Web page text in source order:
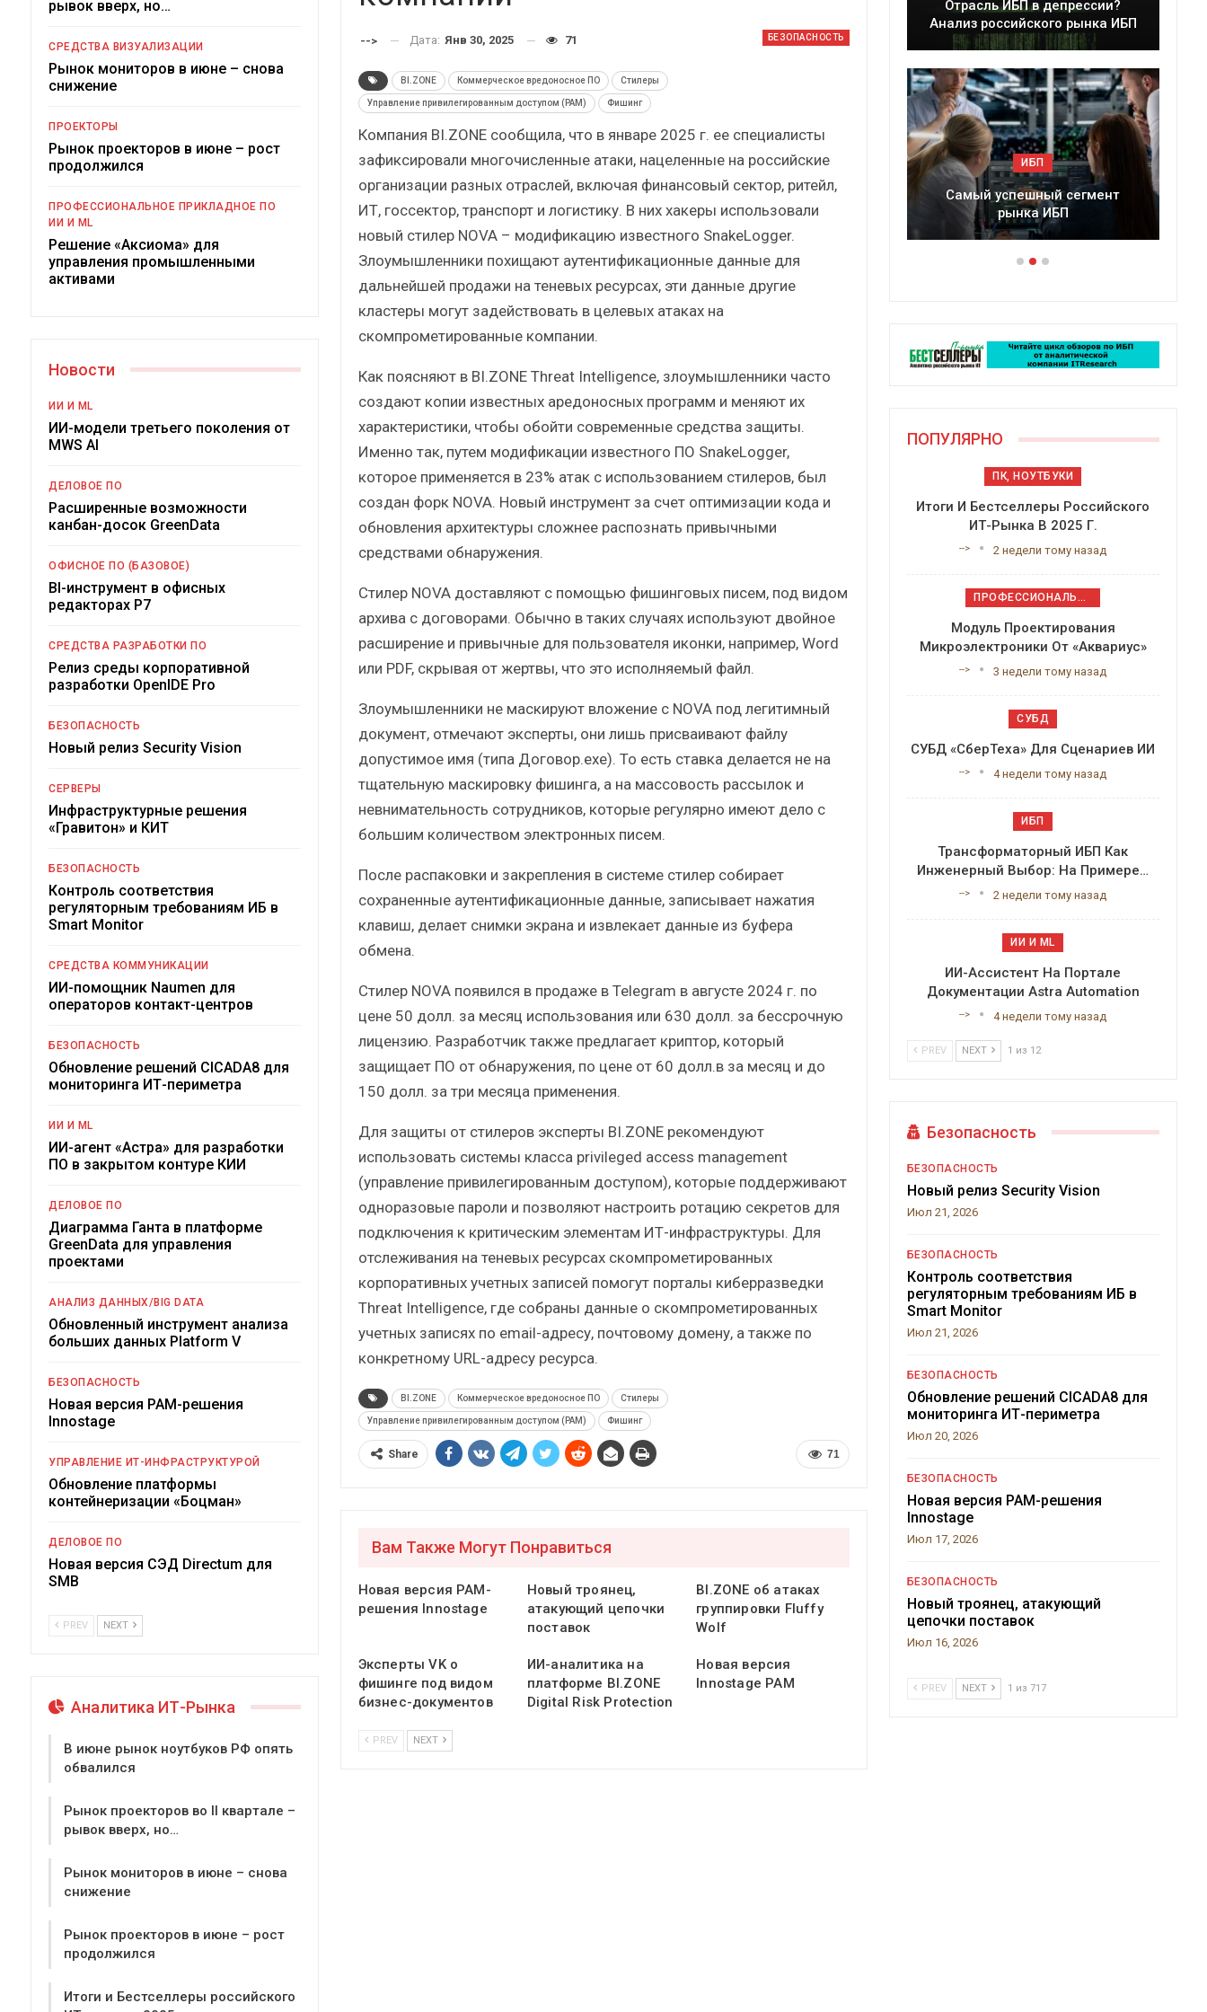
БЕЗОПАСНОСТЬ
--> Дата: Янв 30, 2025 71
BI.ZONE Коммерческое вредоносное ПО Стилеры
Управление привилегированным доступом (PAM) Фишинг
Компания BI.ZONE сообщила, что в январе 2025 г. ее специалисты
зафиксировали многочисленные атаки, нацеленные на российские
организации разных отраслей, включая финансовый сектор, ритейл,
ИТ, госсектор, транспорт и логистику. В них хакеры использовали
новый стилер NOVA – модификацию известного SnakeLogger.
Злоумышленники похищают аутентификационные данные для
дальнейшей продажи на теневых ресурсах, эти данные другие
кластеры могут задействовать в целевых атаках на
скомпрометированные компании.
Как поясняют в BI.ZONE Threat Intelligence, злоумышленники часто
создают копии известных аредоносных программ и меняют их
характеристики, чтобы обойти современные средства защиты.
Именно так, путем модификации известного ПО SnakeLogger,
которое применяется в 23% атак с использованием стилеров, был
создан форк NOVA. Новый инструмент за счет оптимизации кода и
обновления архитектуры сложнее распознать привычными
средствами обнаружения.
Стилер NOVA доставляют с помощью фишинговых писем, под видом
архива с договорами. Обычно в таких случаях используют двойное
расширение и привычные для пользователя иконки, например, Word
или PDF, скрывая от жертвы, что это исполняемый файл.
Злоумышленники не маскируют вложение с NOVA под легитимный
документ, отмечают эксперты, они лишь присваивают файлу
допустимое имя (типа Договор.exe). То есть ставка делается не на
тщательную маскировку фишинга, а на массовость рассылок и
невнимательность сотрудников, которые регулярно имеют дело с
большим количеством электронных писем.
После распаковки и закрепления в системе стилер собирает
сохраненные аутентификационные данные, записывает нажатия
клавиш, делает снимки экрана и извлекает данные из буфера
обмена.
Стилер NOVA появился в продаже в Telegram в августе 2024 г. по
цене 50 долл. за месяц использования или 630 долл. за бессрочную
лицензию. Разработчик также предлагает криптор, который
защищает ПО от обнаружения, по цене от 60 долл.в за месяц и до
150 долл. за три месяца применения.
Для защиты от стилеров эксперты BI.ZONE рекомендуют
использовать системы класса privileged access management
(управление привилегированным доступом), которые поддерживают
одноразовые пароли и позволяют настроить ротацию секретов для
подключения к критическим элементам ИТ-инфраструктуры. Для
отслеживания на теневых ресурсах скомпрометированных
корпоративных учетных записей помогут порталы киберразведки
Threat Intelligence, где собраны данные о скомпрометированных
учетных записях по email-адресу, почтовому домену, а также по
конкретному URL-адресу ресурса.
BI.ZONE Коммерческое вредоносное ПО Стилеры
Управление привилегированным доступом (PAM) Фишинг
71
Share
Вам Также Могут Понравиться
Новая версия PAM-
решения Innostage
Новый троянец,
атакующий цепочки
поставок
BI.ZONE об атаках
группировки Fluffy
Wolf
Эксперты VK о
фишинге под видом
бизнес-документов
ИИ-аналитика на
платформе BI.ZONE
Digital Risk Protection
Новая версия
Innostage PAM
PREV NEXT
рывок вверх, но…
СРЕДСТВА ВИЗУАЛИЗАЦИИ
Рынок мониторов в июне – снова
снижение
ПРОЕКТОРЫ
Рынок проекторов в июне – рост
продолжился
ПРОФЕССИОНАЛЬНОЕ ПРИКЛАДНОЕ ПО
ИИ И ML
Решение «Аксиома» для
управления промышленными
активами
Новости
ИИ И ML
ИИ-модели третьего поколения от
MWS AI
ДЕЛОВОЕ ПО
Расширенные возможности
канбан-досок GreenData
ОФИСНОЕ ПО (БАЗОВОЕ)
BI-инструмент в офисных
редакторах Р7
СРЕДСТВА РАЗРАБОТКИ ПО
Релиз среды корпоративной
разработки OpenIDE Pro
БЕЗОПАСНОСТЬ
Новый релиз Security Vision
СЕРВЕРЫ
Инфраструктурные решения
«Гравитон» и КИТ
БЕЗОПАСНОСТЬ
Контроль соответствия
регуляторным требованиям ИБ в
Smart Monitor
СРЕДСТВА КОММУНИКАЦИИ
ИИ-помощник Naumen для
операторов контакт-центров
БЕЗОПАСНОСТЬ
Обновление решений CICADA8 для
мониторинга ИТ-периметра
ИИ И ML
ИИ-агент «Астра» для разработки
ПО в закрытом контуре КИИ
ДЕЛОВОЕ ПО
Диаграмма Ганта в платформе
GreenData для управления
проектами
АНАЛИЗ ДАННЫХ/BIG DATA
Обновленный инструмент анализа
больших данных Platform V
БЕЗОПАСНОСТЬ
Новая версия PAM-решения
Innostage
УПРАВЛЕНИЕ ИТ-ИНФРАСТРУКТУРОЙ
Обновление платформы
контейнеризации «Боцман»
ДЕЛОВОЕ ПО
Новая версия СЭД Directum для
SMB
PREV NEXT
Аналитика ИТ-Рынка
В июне рынок ноутбуков РФ опять
обвалился
Рынок проекторов во II квартале –
рывок вверх, но…
Рынок мониторов в июне – снова
снижение
Рынок проекторов в июне – рост
продолжился
Итоги и Бестселлеры российского
Краткий статистический
ИБП
Подкосят ли глобальные угрозы
российский рынок ИБП?
ИБП
Отрасль ИБП в депрессии?
Часть II.
Отрасль ИБП в депрессии?
Анализ российского рынка ИБП
ИБП
Самый успешный сегмент
рынка ИБП
ПОПУЛЯРНО
ПК, НОУТБУКИ
Итоги И Бестселлеры Российского
ИТ-Рынка В 2025 Г.
--> 2 недели тому назад
ПРОФЕССИОНАЛЬНОЕ ПРИКЛАДНОЕ ПО
Модуль Проектирования
Микроэлектроники От «Аквариус»
--> 3 недели тому назад
СУБД
СУБД «СберТеха» Для Сценариев ИИ
--> 4 недели тому назад
ИБП
Трансформаторный ИБП Как
Инженерный Выбор: На Примере…
--> 2 недели тому назад
ИИ И ML
ИИ-Ассистент На Портале
Документации Astra Automation
--> 4 недели тому назад
PREV NEXT 1 из 12
Безопасность
БЕЗОПАСНОСТЬ
Новый релиз Security Vision
Июл 21, 2026
БЕЗОПАСНОСТЬ
Контроль соответствия
регуляторным требованиям ИБ в
Smart Monitor
Июл 21, 2026
БЕЗОПАСНОСТЬ
Обновление решений CICADA8 для
мониторинга ИТ-периметра
Июл 20, 2026
БЕЗОПАСНОСТЬ
Новая версия PAM-решения
Innostage
Июл 17, 2026
БЕЗОПАСНОСТЬ
Новый троянец, атакующий
цепочки поставок
Июл 16, 2026
PREV NEXT 1 из 717